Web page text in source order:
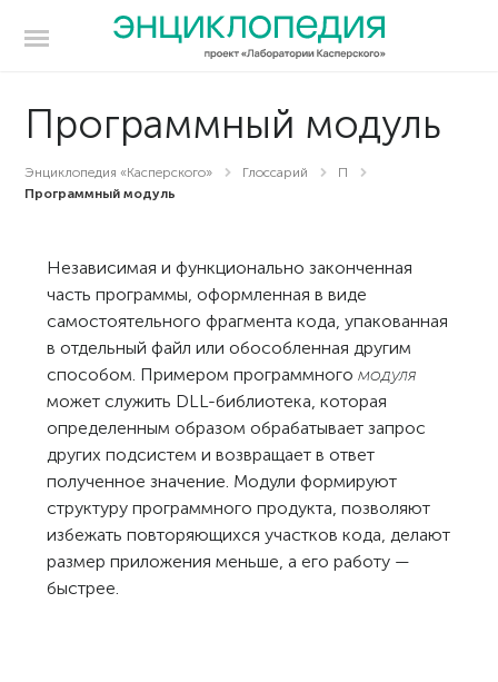
Программный модуль
Энциклопедия «Касперского» Глоссарий
П
Программный модуль
Независимая и функционально законченная
часть программы, оформленная в виде
самостоятельного фрагмента кода, упакованная
в отдельный файл или обособленная другим
способом. Примером программногомодуля
может служить DLL-библиотека, которая
определенным образом обрабатывает запрос
других подсистем и возвращает в ответ
полученное значение. Модули формируют
структуру программного продукта, позволяют
избежать повторяющихся участков кода, делают
размер приложения меньше, а его работу —
быстрее.